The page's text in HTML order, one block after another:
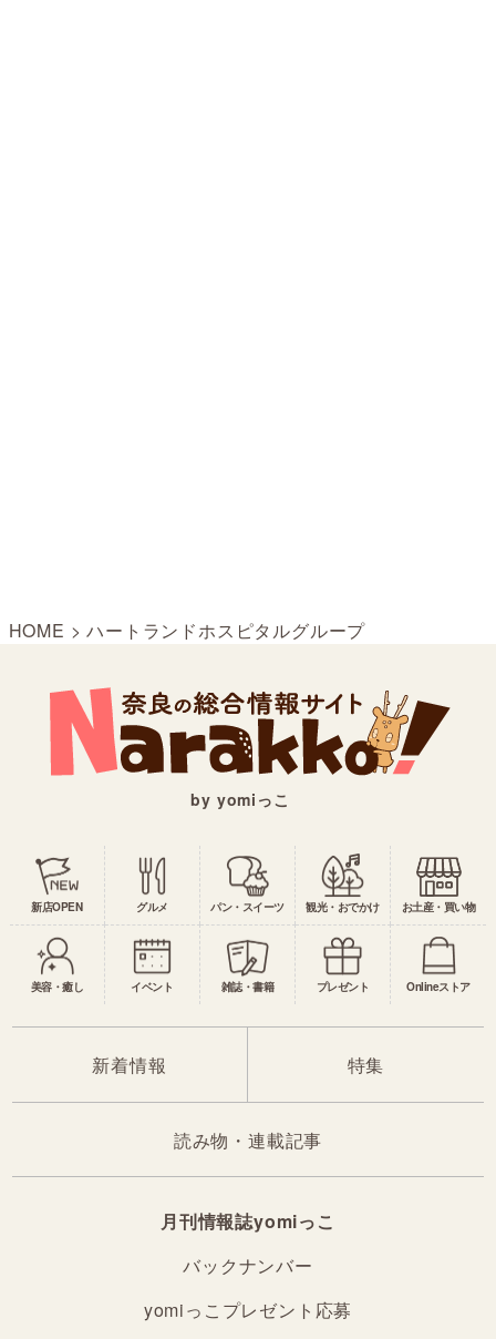
HOME >ハートランドホスピタルグループ
by yomiっこ
新店OPEN グルメ パン・スイーツ 観光・おでかけ お土産・買い物
美容・癒し イベント 雑誌・書籍 プレゼント Onlineストア
新着情報 特集
読み物・連載記事
月刊情報誌yomiっこ
バックナンバー
yomiっこプレゼント応募